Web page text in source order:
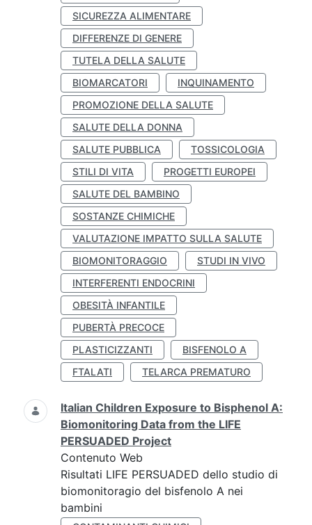
SICUREZZA ALIMENTARE
DIFFERENZE DI GENERE
TUTELA DELLA SALUTE
BIOMARCATORI
INQUINAMENTO
PROMOZIONE DELLA SALUTE
SALUTE DELLA DONNA
SALUTE PUBBLICA
TOSSICOLOGIA
STILI DI VITA
PROGETTI EUROPEI
SALUTE DEL BAMBINO
SOSTANZE CHIMICHE
VALUTAZIONE IMPATTO SULLA SALUTE
BIOMONITORAGGIO
STUDI IN VIVO
INTERFERENTI ENDOCRINI
OBESITÀ INFANTILE
PUBERTÀ PRECOCE
PLASTICIZZANTI
BISFENOLO A
FTALATI
TELARCA PREMATURO
Italian Children Exposure to Bisphenol A:
Biomonitoring Data from the LIFE
PERSUADED Project
Contenuto Web
Risultati LIFE PERSUADED dello studio di
biomonitoragio del bisfenolo A nei
bambini